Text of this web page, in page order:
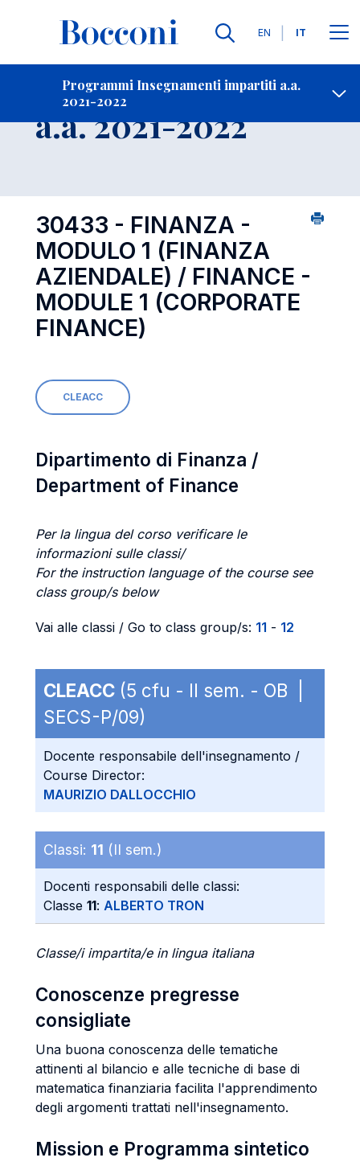
Lingue
EN IT
Programmi Insegnamenti impartiti a.a.
2021-2022
Contatti
Insegnamento
a.a. 2021-2022
30433 - FINANZA -
MODULO 1 (FINANZA
AZIENDALE) / FINANCE -
MODULE 1 (CORPORATE
FINANCE)
CLEACC
Dipartimento di Finanza /
Department of Finance
Per la lingua del corso verificare le
informazioni sulle classi/
For the instruction language of the course see
class group/s below
Vai alle classi / Go to class group/s: 11 - 12
CLEACC (5 cfu - II sem. - OB |
SECS-P/09)
Docente responsabile dell'insegnamento /
Course Director:
MAURIZIO DALLOCCHIO
Classi: 11 (II sem.)
Docenti responsabili delle classi:
Classe 11: ALBERTO TRON
Classe/i impartita/e in lingua italiana
Conoscenze pregresse
consigliate
Una buona conoscenza delle tematiche
attinenti al bilancio e alle tecniche di base di
matematica finanziaria facilita l'apprendimento
degli argomenti trattati nell'insegnamento.
Mission e Programma sintetico